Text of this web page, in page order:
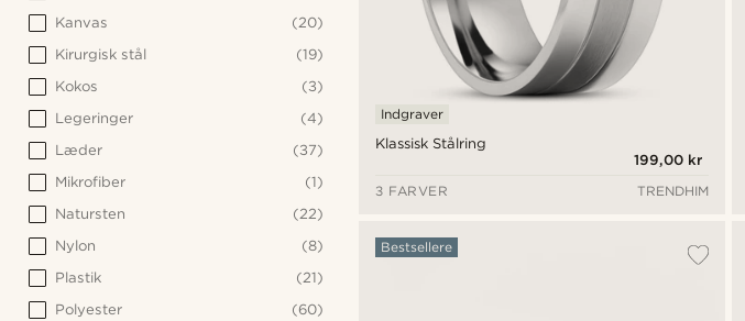
Klassisk Stålring
Indgraver
199,00 kr
3 FARVER
TRENDHIM
Bestsellere
Kanvas
(20)
Kirurgisk stål
(19)
Kokos
(3)
Legeringer
(4)
Læder
(37)
Mikrofiber
(1)
Natursten
(22)
Nylon
(8)
Plastik
(21)
Polyester
(60)